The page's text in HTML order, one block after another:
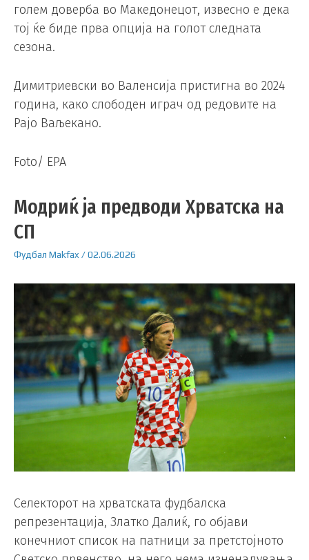
голем доверба во Македонецот, извесно е дека
тој ќе биде прва опција на голот следната
сезона.
Димитриевски во Валенсија пристигна во 2024
година, како слободен играч од редовите на
Рајо Ваљекано.
Foto/ EPA
Модриќ ја предводи Хрватска на
СП
Фудбал Makfax /02.06.2026
Селекторот на хрватската фудбалска
репрезентација, Златко Далиќ, го објави
конечниот список на патници за претстојното